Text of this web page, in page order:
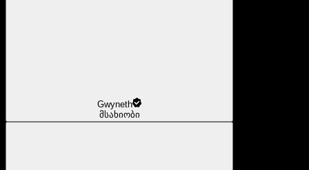
Gwyneth
მსახიობი